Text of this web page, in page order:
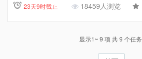
23天9时截止 18459人浏览
显示1~ 9 项 共 9 个任务